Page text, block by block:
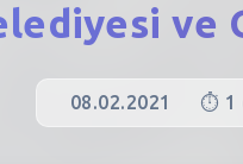
ve
08.02.2021 ⏱️ 1